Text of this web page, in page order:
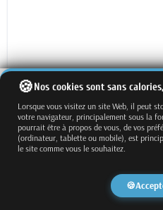
CARABINE S&W
Nos cookies sont sans
Lorsque vous visitez un site Web, il peut
votre navigateur, principalement sous la
pourrait être à propos de vous, de vos
(ordinateur, tablette ou mobile), est
le site comme vous le souhaitez.